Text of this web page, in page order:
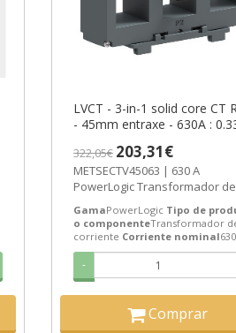
LVCT - 3-in-1 solid core CT
- 45mm entraxe - 630A :
Schneider Electric [PLAZO 3-6
SEMANAS]
322,05€ 203,31€
METSECTV45063 | 630 A
PowerLogic Transformador de
METSECTV45063...
GamaPowerLogic Tipo de
o componenteTransformador
corriente Corriente nominal
-
Comprar